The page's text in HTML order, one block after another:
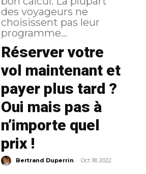
des voyageurs ne
choisissent pas leur
programme...
Réserver votre
vol maintenant et
payer plus tard ?
Oui mais pas à
n’importe quel
prix !
Bertrand Duperrin - Oct 18, 2022